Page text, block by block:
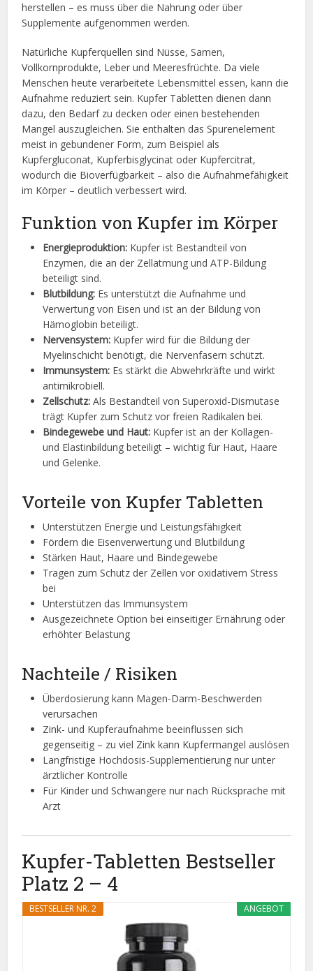
herstellen – es muss über die Nahrung oder über
Supplemente aufgenommen werden.
Natürliche Kupferquellen sind Nüsse, Samen,
Vollkornprodukte, Leber und Meeresfrüchte. Da viele
Menschen heute verarbeitete Lebensmittel essen, kann die
Aufnahme reduziert sein. Kupfer Tabletten dienen dann
dazu, den Bedarf zu decken oder einen bestehenden
Mangel auszugleichen. Sie enthalten das Spurenelement
meist in gebundener Form, zum Beispiel als
Kupfergluconat, Kupferbisglycinat oder Kupfercitrat,
wodurch die Bioverfügbarkeit – also die Aufnahmefähigkeit
im Körper – deutlich verbessert wird.
Funktion von Kupfer im Körper
Energieproduktion: Kupfer ist Bestandteil von
Enzymen, die an der Zellatmung und ATP-Bildung
beteiligt sind.
Blutbildung: Es unterstützt die Aufnahme und
Verwertung von Eisen und ist an der Bildung von
Hämoglobin beteiligt.
Nervensystem: Kupfer wird für die Bildung der
Myelinschicht benötigt, die Nervenfasern schützt.
Immunsystem: Es stärkt die Abwehrkräfte und wirkt
antimikrobiell.
Zellschutz: Als Bestandteil von Superoxid-Dismutase
trägt Kupfer zum Schutz vor freien Radikalen bei.
Bindegewebe und Haut: Kupfer ist an der Kollagen-
und Elastinbildung beteiligt – wichtig für Haut, Haare
und Gelenke.
Vorteile von Kupfer Tabletten
Unterstützen Energie und Leistungsfähigkeit
Fördern die Eisenverwertung und Blutbildung
Stärken Haut, Haare und Bindegewebe
Tragen zum Schutz der Zellen vor oxidativem Stress
bei
Unterstützen das Immunsystem
Ausgezeichnete Option bei einseitiger Ernährung oder
erhöhter Belastung
Nachteile / Risiken
Überdosierung kann Magen-Darm-Beschwerden
verursachen
Zink- und Kupferaufnahme beeinflussen sich
gegenseitig – zu viel Zink kann Kupfermangel auslösen
Langfristige Hochdosis-Supplementierung nur unter
ärztlicher Kontrolle
Für Kinder und Schwangere nur nach Rücksprache mit
Arzt
Kupfer-Tabletten Bestseller
Platz 2 – 4
ANGEBOT
BESTSELLER NR. 2